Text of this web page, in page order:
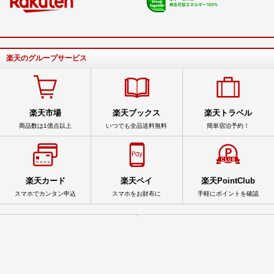
楽天のグループサービス
楽天市場
商品数は1億点以上
楽天ブックス
いつでも全品送料無料
楽天トラベル
簡単宿泊予約！
楽天カード
スマホでカンタン申込
楽天ペイ
スマホをお財布に
楽天PointClub
手軽にポイントを確認